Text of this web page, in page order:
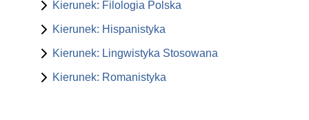
Kierunek: Filologia Polska
Kierunek: Hispanistyka
Kierunek: Lingwistyka Stosowana
Kierunek: Romanistyka